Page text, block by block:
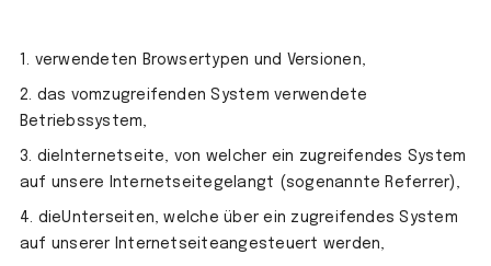
1. verwendeten Browsertypen und Versionen,
2. das vomzugreifenden System verwendete
Betriebssystem,
3. dieInternetseite, von welcher ein zugreifendes System
auf unsere Internetseitegelangt (sogenannte Referrer),
4. dieUnterseiten, welche über ein zugreifendes System
auf unserer Internetseiteangesteuert werden,